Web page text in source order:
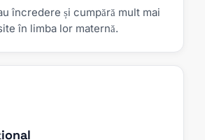
încredere și cumpără mult mai
în limba lor maternă.